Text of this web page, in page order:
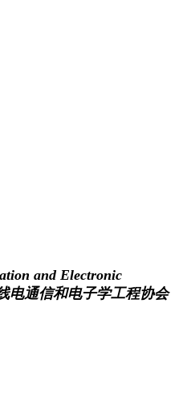
and Electronic
电通信和电子学工程协会